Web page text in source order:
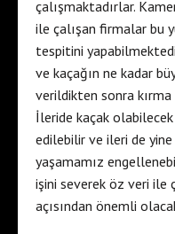
çalışmaktadırlar.
ile çalışan firmalar bu
tespitini
ve kaçağın ne kadar
verildikten sonra
İleride kaçak
edilebilir ve ileri de
yaşamamız
işini severek öz veri ile
açısından önemli